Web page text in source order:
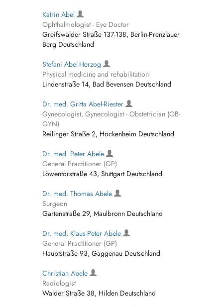
Katrin Abel
Ophthalmologist - Eye Doctor
Greifswalder Straße 137-138, Berlin-Prenzlauer
Berg Deutschland
Stefani Abel-Herzog
Physical medicine and rehabilitation
Lindenstraße 14, Bad Bevensen Deutschland
Dr. med. Gritta Abel-Riester
Gynecologist, Gynecologist - Obstetrician (OB-
GYN)
Reilinger Straße 2, Hockenheim Deutschland
Dr. med. Peter Abele
General Practitioner (GP)
Löwentorstraße 43, Stuttgart Deutschland
Dr. med. Thomas Abele
Surgeon
Gartenstraße 29, Maulbronn Deutschland
Dr. med. Klaus-Peter Abele
General Practitioner (GP)
Hauptstraße 93, Gaggenau Deutschland
Christian Abele
Radiologist
Walder Straße 38, Hilden Deutschland